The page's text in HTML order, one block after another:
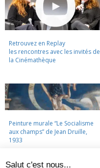
Retrouvez en Replay
les rencontres avec les invités de
la Cinémathèque
Peinture murale “Le Socialisme
aux champs” de Jean Druille,
1933